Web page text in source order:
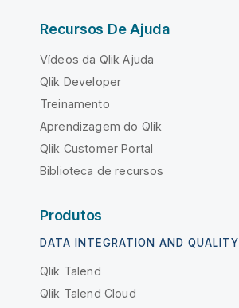
Recursos De Ajuda
Vídeos da Qlik Ajuda
Qlik Developer
Treinamento
Aprendizagem do Qlik
Qlik Customer Portal
Biblioteca de recursos
Produtos
DATA INTEGRATION AND QUALITY
Qlik Talend
Qlik Talend Cloud